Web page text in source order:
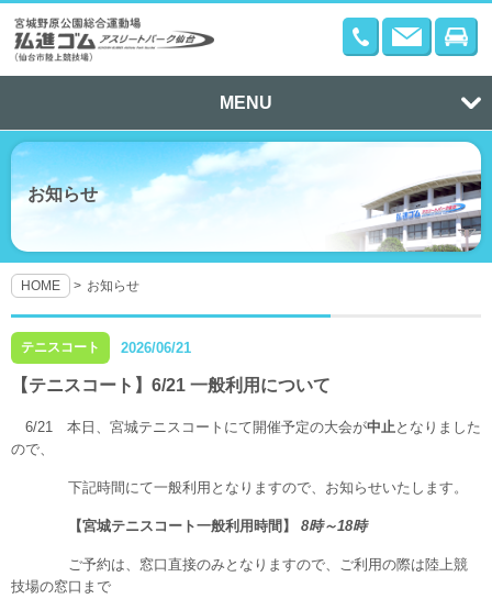
MENU
お知らせ
HOME お知らせ
テニスコート 2026/06/21
【テニスコート】6/21 一般利用について
6/21 本日、宮城テニスコートにて開催予定の大会が中止 となりました
ので、
下記時間にて一般利用となりますので、お知らせいたします。
【宮城テニスコート一般利用時間】 8時～18時
ご予約は、窓口直接のみとなりますので、ご利用の際は陸上競
技場の窓口まで